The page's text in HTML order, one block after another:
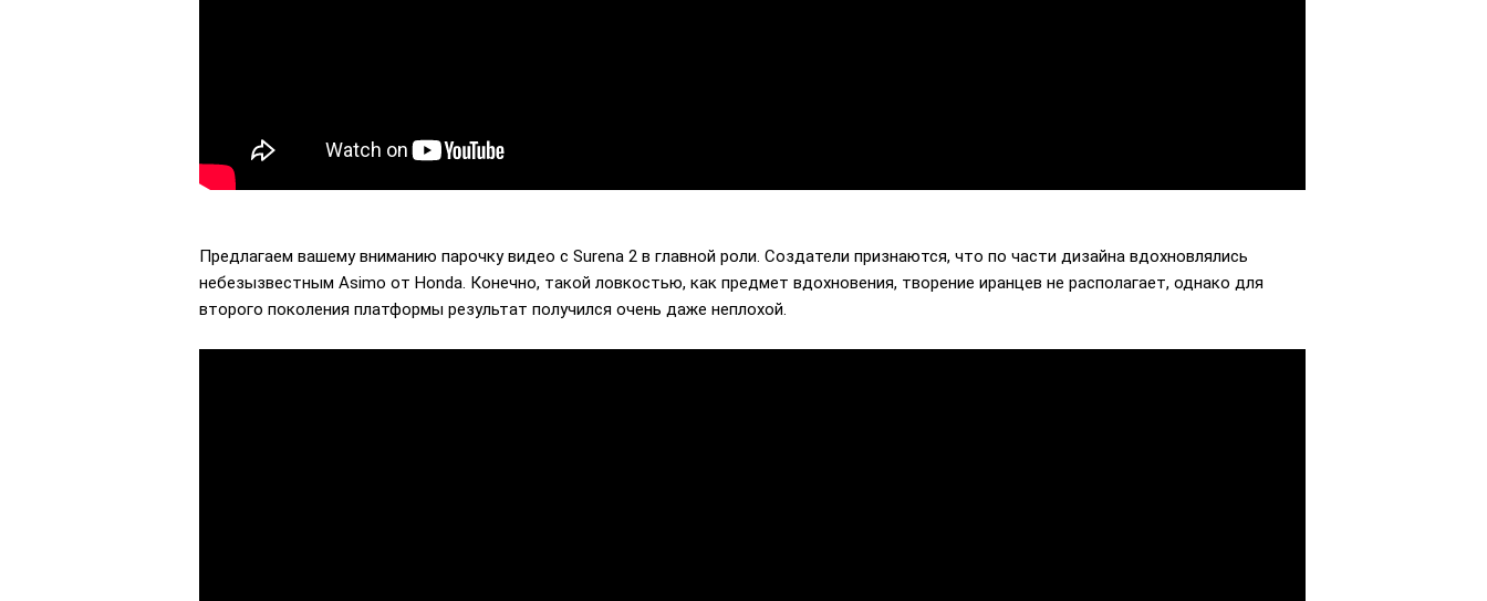
Предлагаем вашему вниманию парочку видео с Surena 2 в главной роли. Создатели признаются, что по части дизайна вдохновлялись
небезызвестным Asimo от Honda. Конечно, такой ловкостью, как предмет вдохновения, творение иранцев не располагает, однако для
второго поколения платформы результат получился очень даже неплохой.